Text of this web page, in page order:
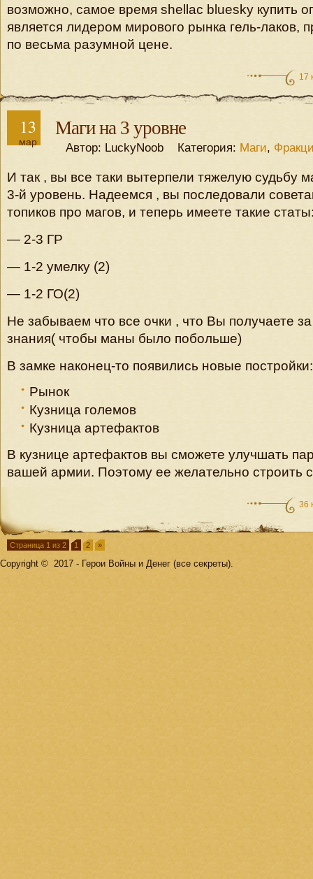
возможно, самое время shellac bluesky купить
является лидером мирового рынка гель-лаков,
по весьма разумной цене.
17
13
мар
Маги на 3 уровне
Автор: LuckyNoob Категория: Маги,
И так , вы все таки вытерпели тяжелую судьбу
3-й уровень. Надеемся , вы последовали
топиков про магов, и теперь имеете такие
— 2-3 ГР
— 1-2 умелку (2)
— 1-2 ГО(2)
Не забываем что все очки , что Вы получаете
знания( чтобы маны было побольше)
В замке наконец-то появились новые постройки:
Рынок
Кузница големов
Кузница артефактов
В кузнице артефактов вы сможете улучшать
вашей армии. Поэтому ее желательно строить
36
Страница 1 из 2 1 2 »
Copyright © 2017 - Герои Войны и Денег (все секреты).